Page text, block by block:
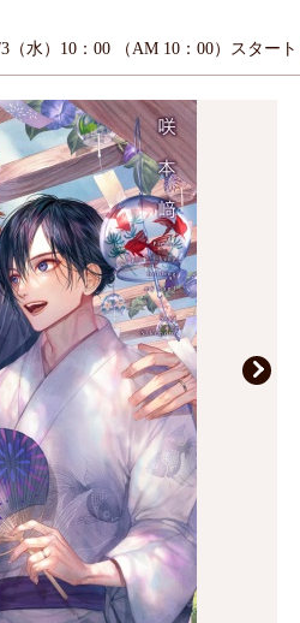
（水）10：00 （AM 10：00）スタート